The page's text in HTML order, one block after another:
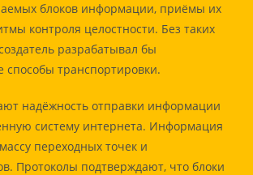
блоков информации, приёмы их
контроля целостности. Без таких
разрабатывал бы
способы транспортировки.
надёжность отправки информации
систему интернета. Информация
переходных точек и
Протоколы подтверждают, что блоки